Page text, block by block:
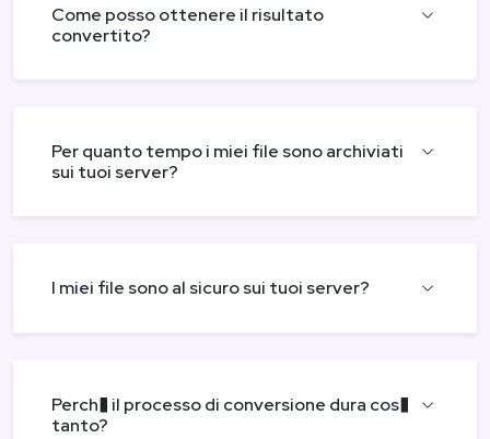
Come posso ottenere il risultato
convertito?
Per quanto tempo i miei file sono archiviati
sui tuoi server?
I miei file sono al sicuro sui tuoi server?
Perch� il processo di conversione dura cos�
tanto?